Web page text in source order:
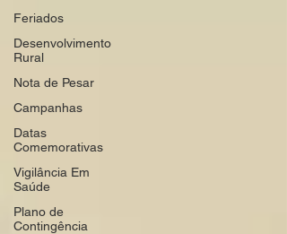
Feriados
Desenvolvimento
Rural
Nota de Pesar
Campanhas
Datas
Comemorativas
Vigilância Em
Saúde
Plano de
Contingência